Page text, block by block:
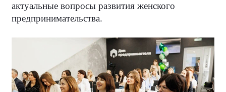
актуальные вопросы развития женского
предпринимательства.